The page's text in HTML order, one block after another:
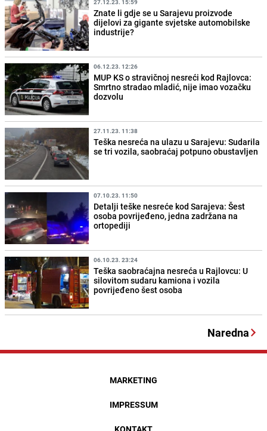
Znate li gdje se u Sarajevu proizvode
dijelovi za gigante svjetske automobilske
industrije?
06.12.23. 12:26
MUP KS o stravičnoj nesreći kod Rajlovca:
Smrtno stradao mladić, nije imao vozačku
dozvolu
27.11.23. 11:38
Teška nesreća na ulazu u Sarajevu: Sudarila
se tri vozila, saobraćaj potpuno obustavljen
07.10.23. 11:50
Detalji teške nesreće kod Sarajeva: Šest
osoba povrijeđeno, jedna zadržana na
ortopediji
06.10.23. 23:24
Teška saobraćajna nesreća u Rajlovcu: U
silovitom sudaru kamiona i vozila
povrijeđeno šest osoba
Naredna
MARKETING
IMPRESSUM